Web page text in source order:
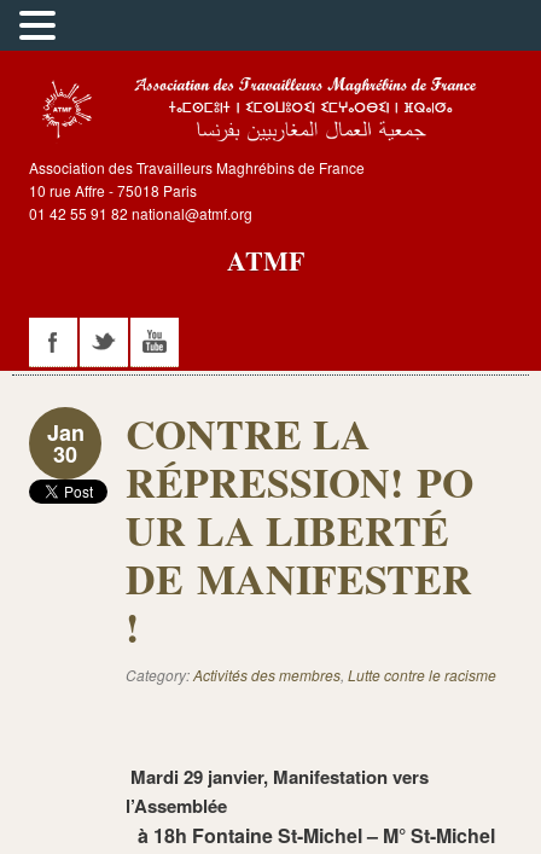
Association des Travailleurs Maghrébins de France
10 rue Affre - 75018 Paris
01 42 55 91 82 national@atmf.org
ATMF
Jan
30
CONTRE LA
RÉPRESSION! PO
UR LA LIBERTÉ
DE MANIFESTER
!
Category:Activités des membres, Lutte contre le racisme
Mardi 29 janvier, Manifestation vers
l’Assemblée
à 18h Fontaine St-Michel – M° St-Michel